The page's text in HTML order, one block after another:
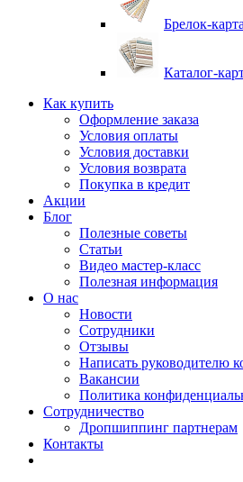
Брелок-карта
Каталог-
Как купить
Оформление заказа
Условия оплаты
Условия доставки
Условия возврата
Покупка в кредит
Акции
Блог
Полезные советы
Статьи
Видео мастер-класс
Полезная информация
О нас
Новости
Сотрудники
Отзывы
Написать руководителю
Вакансии
Политика
Сотрудничество
Дропшиппинг партнерам
Контакты